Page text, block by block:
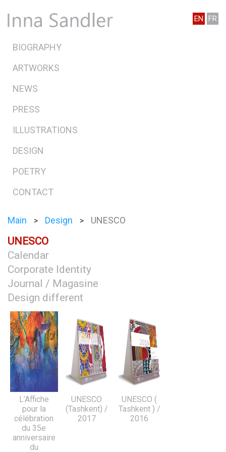
EN FR
BIOGRAPHY
ARTWORKS
NEWS
PRESS
ILLUSTRATIONS
DESIGN
POETRY
CONTACT
Main > Design > UNESCO
UNESCO
Calendar
Corporate Identity
Journal / Magasine
Design different
L’Affiche
pour la
célébration
du 35e
anniversaire
du
UNESCO
(Tashkent) /
2017
UNESCO (
Tashkent ) /
2016